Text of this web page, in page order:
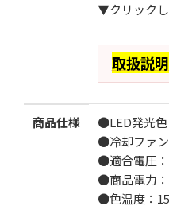
▼クリック
取扱説
商品仕様
●LED発光色
●冷却ファ
●適合電圧：
●商品電力：
●色温度：